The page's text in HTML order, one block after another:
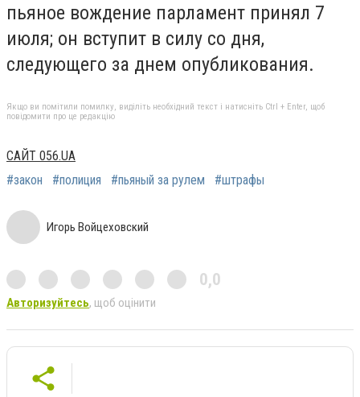
пьяное вождение парламент принял 7
июля; он вступит в силу со дня,
следующего за днем опубликования.
Якщо ви помітили помилку, виділіть необхідний текст і натисніть Ctrl + Enter, щоб
повідомити про це редакцію
САЙТ 056.UA
#закон
#полиция #пьяный за рулем #штрафы
Игорь Войцеховский
0,0
Авторизуйтесь, щоб оцінити